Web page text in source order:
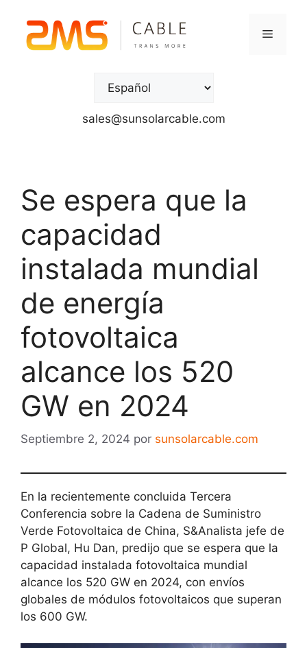
sales@sunsolarcable.com
Se espera que la
capacidad
instalada mundial
de energía
fotovoltaica
alcance los 520
GW en 2024
Septiembre 2, 2024 por sunsolarcable.com
En la recientemente concluida Tercera
Conferencia sobre la Cadena de Suministro
Verde Fotovoltaica de China, S&Analista jefe de
P Global, Hu Dan, predijo que se espera que la
capacidad instalada fotovoltaica mundial
alcance los 520 GW en 2024, con envíos
globales de módulos fotovoltaicos que superan
los 600 GW.